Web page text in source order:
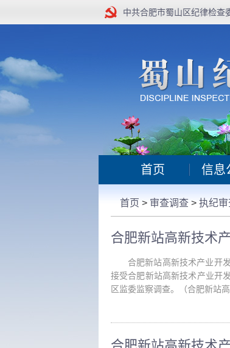
中共合肥市蜀山区纪律检查
首页 信息
首页 > 审查调查 > 执纪审
合肥新站高新技术产业开
接受合肥新站高新技术产业开
区监委监察调查。（合肥新站